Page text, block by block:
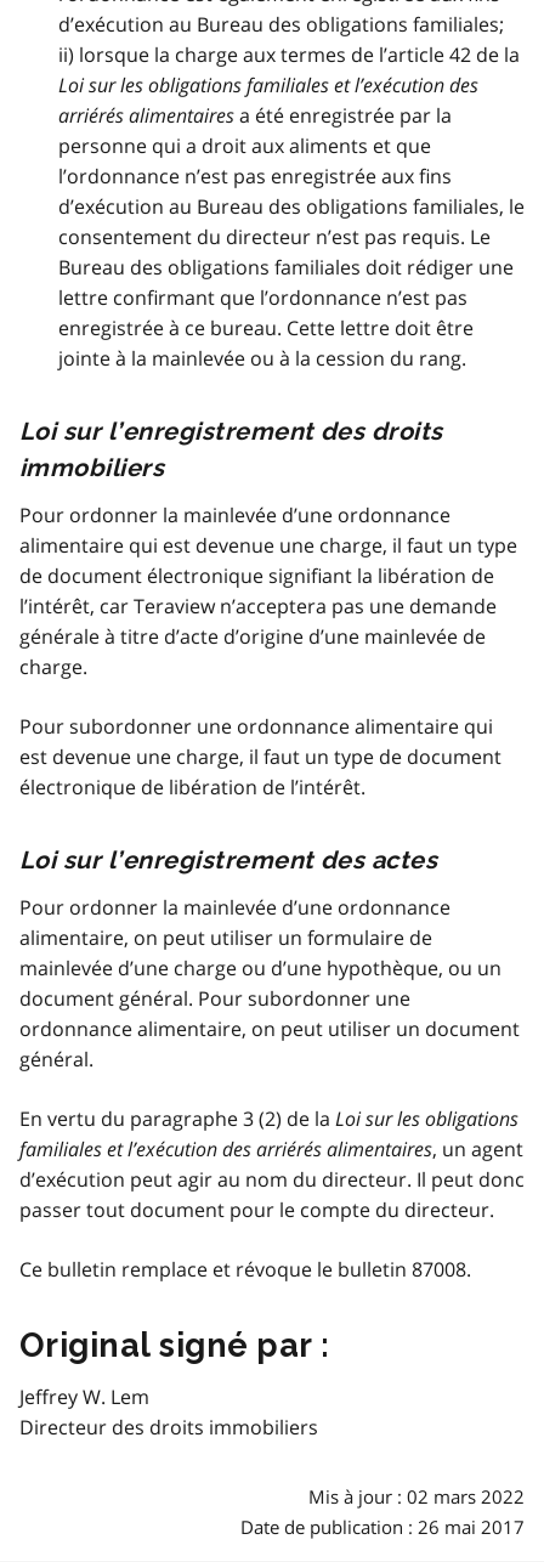
d’exécution au Bureau des obligations familiales;
ii) lorsque la charge aux termes de l’article 42 de la
Loi sur les obligations familiales et l’exécution des
arriérés alimentairesa été enregistrée par la
personne qui a droit aux aliments et que
l’ordonnance n’est pas enregistrée aux fins
d’exécution au Bureau des obligations familiales, le
consentement du directeur n’est pas requis. Le
Bureau des obligations familiales doit rédiger une
lettre confirmant que l’ordonnance n’est pas
enregistrée à ce bureau. Cette lettre doit être
jointe à la mainlevée ou à la cession du rang.
Loi sur l’enregistrement des droits
immobiliers
Pour ordonner la mainlevée d’une ordonnance
alimentaire qui est devenue une charge, il faut un type
de document électronique signifiant la libération de
l’intérêt, car Teraview n’acceptera pas une demande
générale à titre d’acte d’origine d’une mainlevée de
charge.
Pour subordonner une ordonnance alimentaire qui
est devenue une charge, il faut un type de document
électronique de libération de l’intérêt.
Loi sur l’enregistrement des actes
Pour ordonner la mainlevée d’une ordonnance
alimentaire, on peut utiliser un formulaire de
mainlevée d’une charge ou d’une hypothèque, ou un
document général. Pour subordonner une
ordonnance alimentaire, on peut utiliser un document
général.
En vertu du paragraphe 3 (2) de la Loi sur les obligations
familiales et l’exécution des arriérés alimentaires, un agent
d’exécution peut agir au nom du directeur. Il peut donc
passer tout document pour le compte du directeur.
Ce bulletin remplace et révoque le bulletin 87008.
Original signé par :
Jeffrey W. Lem
Directeur des droits immobiliers
Mis à jour : 02 mars 2022
Date de publication : 26 mai 2017